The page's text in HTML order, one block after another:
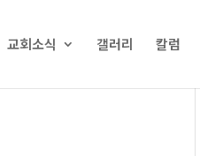
교회소식 갤러리 칼럼